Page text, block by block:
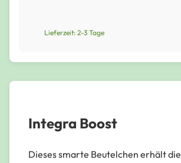
Lieferzeit: 2-3 Tage
Integra Boost
Dieses smarte Beutelchen erhält die